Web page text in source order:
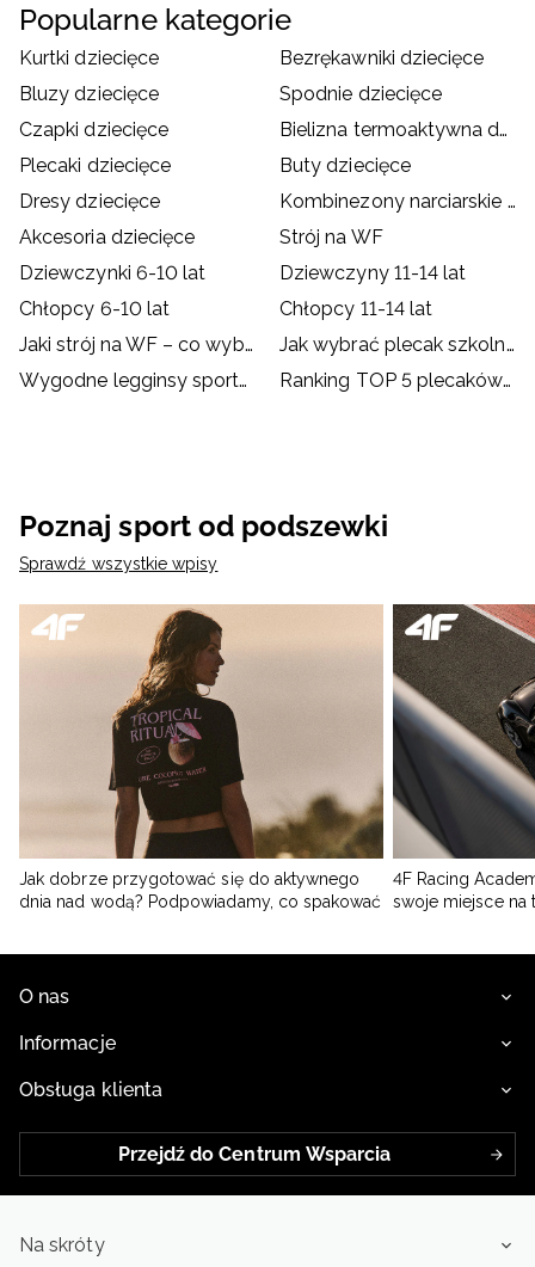
Popularne kategorie
Kurtki dziecięce
Bezrękawniki dziecięce
Bluzy dziecięce
Spodnie dziecięce
Czapki dziecięce
Bielizna termoaktywna dziecięca
Plecaki dziecięce
Buty dziecięce
Dresy dziecięce
Kombinezony narciarskie dziecięce
Akcesoria dziecięce
Strój na WF
Dziewczynki 6-10 lat
Dziewczyny 11-14 lat
Chłopcy 6-10 lat
Chłopcy 11-14 lat
Jaki strój na WF – co wybrać dla dziecka?
Jak wybrać plecak szkolny?
Wygodne legginsy sportowe dla dzieci
Ranking TOP 5 plecaków szkolnych od 4F
Poznaj sport od podszewki
Sprawdź wszystkie wpisy
Jak dobrze przygotować się do aktywnego
dnia nad wodą? Podpowiadamy, co spakować
4F Racing
swoje miejsce na
O nas
Informacje
Obsługa klienta
Przejdź do Centrum Wsparcia
Na skróty